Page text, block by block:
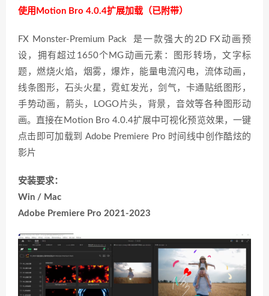
使用Motion Bro 4.0.4扩展加载（已附带）
FX Monster-Premium Pack 是一款强大的2D FX动画预
设，拥有超过1650个MG动画元素：图形转场，文字标
题，燃烧火焰，烟雾，爆炸，能量电流闪电，流体动画，
线条图形，石头火星，霓虹发光，剑气，卡通贴纸图形，
手势动画，箭头，LOGO片头，背景，音效等各种图形动
画。直接在Motion Bro 4.0.4扩展中可视化预览效果，一键
点击即可加载到 Adobe Premiere Pro 时间线中创作酷炫的
影片
安装要求：
Win / Mac
Adobe Premiere Pro 2021-2023